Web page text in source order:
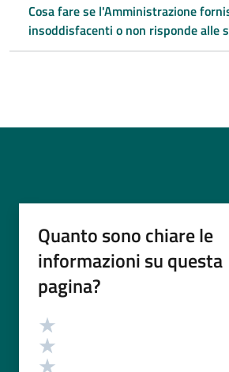
Cosa fare se l'Amministrazione
insoddisfacenti o non risponde alle
Quanto sono chiare le
informazioni su questa
pagina?
Valutazione